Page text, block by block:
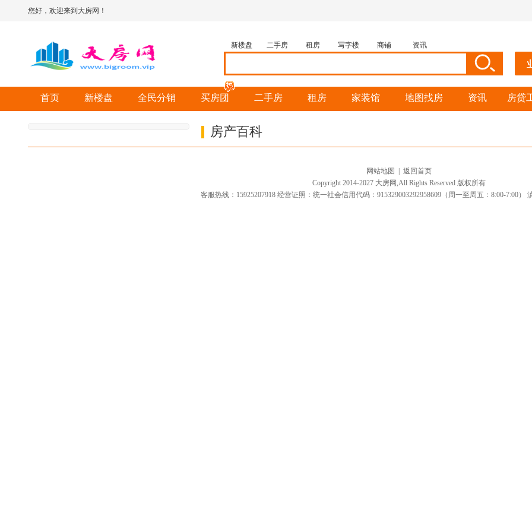
您好，欢迎来到大房网！
新楼盘 二手房 租房 写字楼 商铺 资讯
首页 新楼盘 全民分销 买房团 二手房 租房 家装馆 地图找房 资讯 房贷
房产百科
网站地图
返回首页
Copyright 2014-2027 大房网,All Rights Reserved 版权所有
客服热线：15925207918 经营证照：统一社会信用代码：915329003292958609（周一至周五：8:00-7:00）